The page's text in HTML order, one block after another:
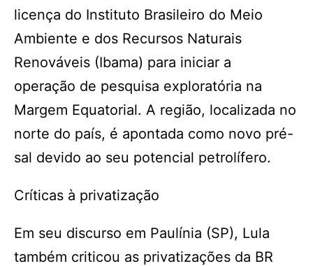
licença do Instituto Brasileiro do Meio
Ambiente e dos Recursos Naturais
Renováveis (Ibama) para iniciar a
operação de pesquisa exploratória na
Margem Equatorial. A região, localizada no
norte do país, é apontada como novo pré-
sal devido ao seu potencial petrolífero.
Críticas à privatização
Em seu discurso em Paulínia (SP), Lula
também criticou as privatizações da BR